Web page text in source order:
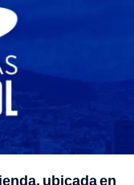
ubicada en